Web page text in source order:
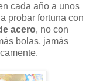
cada año a unos
probar fortuna con
acero, no con
bolas, jamás